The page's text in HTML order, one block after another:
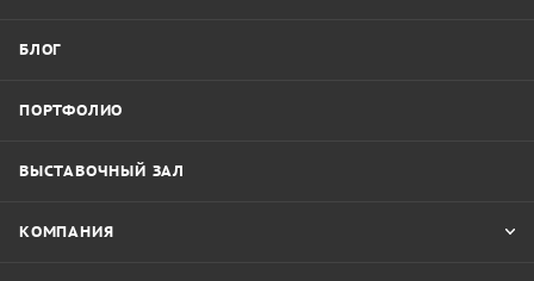
БЛОГ
ПОРТФОЛИО
ВЫСТАВОЧНЫЙ ЗАЛ
КОМПАНИЯ